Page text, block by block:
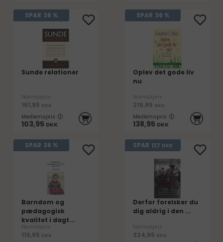
SPAR 36 %
Sunde relationer
Normalpris
161,95 DKK
Medlemspris
103,95 DKK
SPAR 36 %
Oplev det gode liv
nu
Normalpris
216,95 DKK
Medlemspris
138,95 DKK
SPAR 36 %
Barndom og
pædagogisk
kvalitet i dagt...
Normalpris
116,95 DKK
SPAR 117 DKK
Derfor forelsker du
dig aldrig i den ...
Normalpris
324,95 DKK